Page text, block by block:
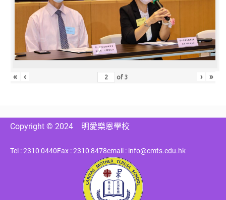
« ‹ of3 › »
Copyright © 2024 明愛樂恩學校
Tel : 2310 0440Fax : 2310 8478email : info@cmts.edu.hk